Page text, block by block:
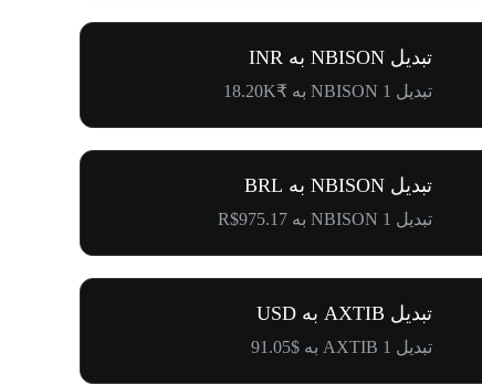
تبدیل NBISON به INR
تبدیل 1 NBISON به ₹18.20K
تبدیل NBISON به BRL
تبدیل 1 NBISON به R$975.17
تبدیل AXTIB به USD
تبدیل 1 AXTIB به $91.05